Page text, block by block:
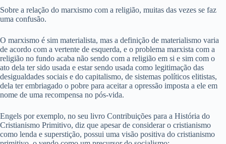
Sobre a relação do marxismo com a religião, muitas das vezes se faz
uma confusão.
O marxismo é sim materialista, mas a definição de materialismo varia
de acordo com a vertente de esquerda, e o problema marxista com a
religião no fundo acaba não sendo com a religião em si e sim com o
ato dela ter sido usada e estar sendo usada como legitimação das
desigualdades sociais e do capitalismo, de sistemas políticos elitistas,
dela ter embriagado o pobre para aceitar a opressão imposta a ele em
nome de uma recompensa no pós-vida.
Engels por exemplo, no seu livro Contribuições para a História do
Cristianismo Primitivo, diz que apesar de considerar o cristianismo
como lenda e superstição, possui uma visão positiva do cristianismo